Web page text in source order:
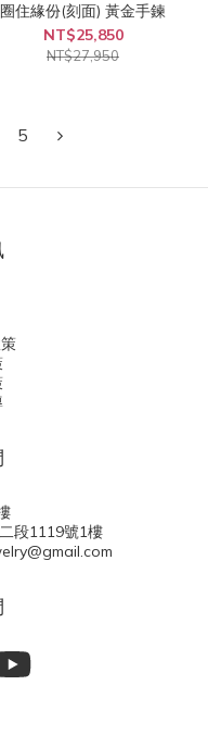
圈住緣份(刻面) 黃金手鍊
NT$25,850
NT$27,950
5
段1119號1樓